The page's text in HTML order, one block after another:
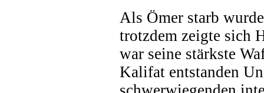
Als Ömer starb
trotzdem zeigte sich
war seine stärkste
Kalifat entstanden